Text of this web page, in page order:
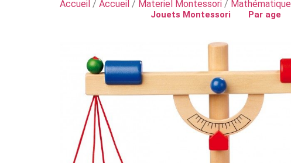
Jouets Montessori Par age
Accueil / Accueil / Materiel Montessori /